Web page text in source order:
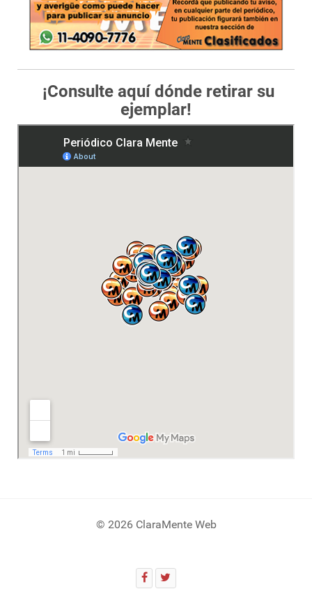
¡Consulte aquí dónde retirar su
ejemplar!
© 2026 ClaraMente Web